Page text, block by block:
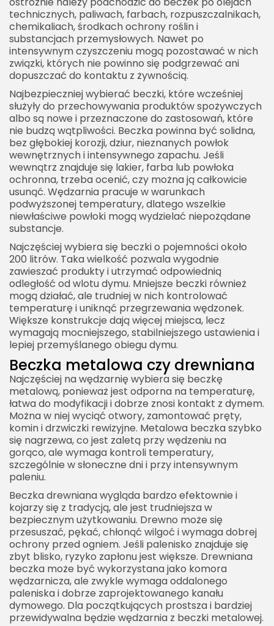
technicznych, paliwach, farbach, rozpuszczalnikach,
chemikaliach, środkach ochrony roślin i
substancjach przemysłowych. Nawet po
intensywnym czyszczeniu mogą pozostawać w nich
związki, których nie powinno się podgrzewać ani
dopuszczać do kontaktu z żywnością.
Najbezpieczniej wybierać beczki, które wcześniej
służyły do przechowywania produktów spożywczych
albo są nowe i przeznaczone do zastosowań, które
nie budzą wątpliwości. Beczka powinna być solidna,
bez głębokiej korozji, dziur, nieznanych powłok
wewnętrznych i intensywnego zapachu. Jeśli
wewnątrz znajduje się lakier, farba lub powłoka
ochronna, trzeba ocenić, czy można ją całkowicie
usunąć. Wędzarnia pracuje w warunkach
podwyższonej temperatury, dlatego wszelkie
niewłaściwe powłoki mogą wydzielać niepożądane
substancje.
Najczęściej wybiera się beczki o pojemności około
200 litrów. Taka wielkość pozwala wygodnie
zawieszać produkty i utrzymać odpowiednią
odległość od wlotu dymu. Mniejsze beczki również
mogą działać, ale trudniej w nich kontrolować
temperaturę i uniknąć przegrzewania wędzonek.
Większe konstrukcje dają więcej miejsca, lecz
wymagają mocniejszego, stabilniejszego ustawienia i
lepiej przemyślanego obiegu dymu.
Beczka metalowa czy drewniana
Najczęściej na wędzarnię wybiera się beczkę
metalową, ponieważ jest odporna na temperaturę,
łatwa do modyfikacji i dobrze znosi kontakt z dymem.
Można w niej wyciąć otwory, zamontować pręty,
komin i drzwiczki rewizyjne. Metalowa beczka szybko
się nagrzewa, co jest zaletą przy wędzeniu na
gorąco, ale wymaga kontroli temperatury,
szczególnie w słoneczne dni i przy intensywnym
paleniu.
Beczka drewniana wygląda bardzo efektownie i
kojarzy się z tradycją, ale jest trudniejsza w
bezpiecznym użytkowaniu. Drewno może się
przesuszać, pękać, chłonąć wilgoć i wymaga dobrej
ochrony przed ogniem. Jeśli palenisko znajduje się
zbyt blisko, ryzyko zapłonu jest większe. Drewniana
beczka może być wykorzystana jako komora
wędzarnicza, ale zwykle wymaga oddalonego
paleniska i dobrze zaprojektowanego kanału
dymowego. Dla początkujących prostsza i bardziej
przewidywalna będzie wędzarnia z beczki metalowej.